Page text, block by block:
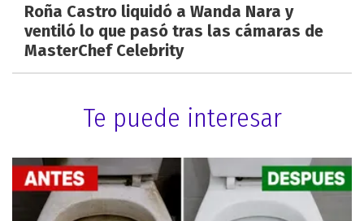
Roña Castro liquidó a Wanda Nara y
ventiló lo que pasó tras las cámaras de
MasterChef Celebrity
Te puede interesar